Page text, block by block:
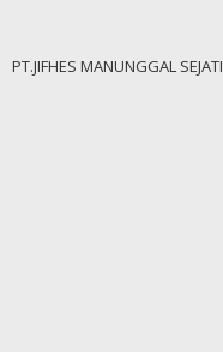
PT.JIFHES MANUNGGAL SEJATI